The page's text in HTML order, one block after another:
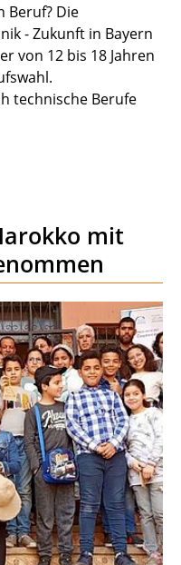
Beruf? Die
- Zukunft in Bayern
von 12 bis 18 Jahren
technische Berufe
mit